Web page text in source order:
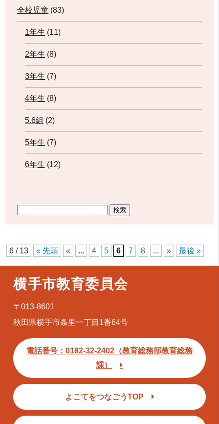
全校児童 (83)
1年生 (11)
2年生 (8)
3年生 (7)
4年生 (8)
5.6組 (2)
5年生 (7)
6年生 (12)
6 / 13 « 先頭 « ... 4 5 6 7 8 ... » 最後 »
横手市教育委員会
〒013-8601
秋田県横手市条里一丁目1番64号
電話番号：0182-32-2402（教育総務部教育総務
課）
よこてをつなごうTOP